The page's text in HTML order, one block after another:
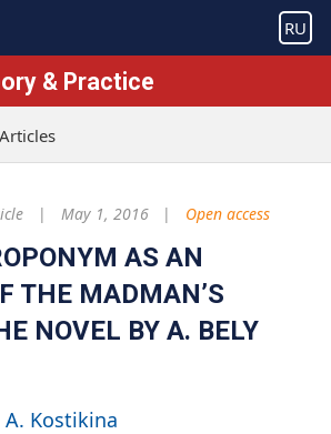
RU
& Practice
Articles
May 1, 2016 Open access
AS AN
THE MADMAN’S
NOVEL BY A. BELY
A. Kostikina